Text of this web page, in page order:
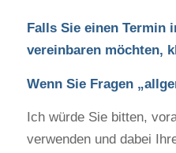
Falls Sie einen Termin
vereinbaren möchten,
Wenn Sie Fragen
Ich würde Sie bitten,
verwenden und dabei